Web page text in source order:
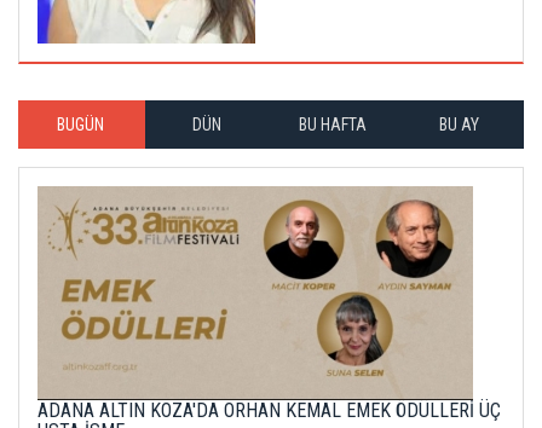
BUGÜN DÜN BU HAFTA BU AY
ADANA ALTIN KOZA'DA ORHAN KEMAL EMEK ÖDÜLLERİ ÜÇ